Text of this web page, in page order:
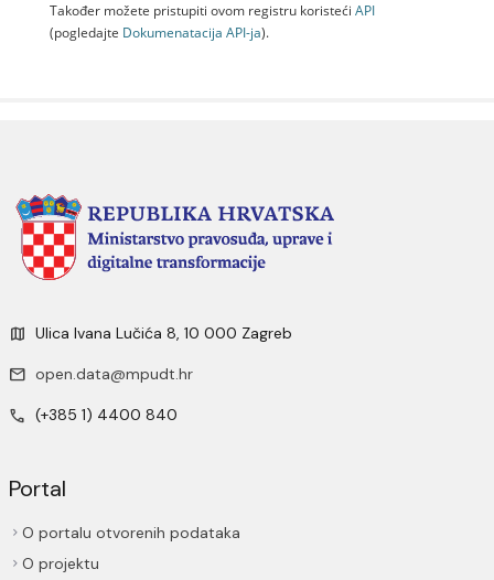
Također možete pristupiti ovom registru koristeći API
(pogledajte Dokumenаtаcijа API-jа).